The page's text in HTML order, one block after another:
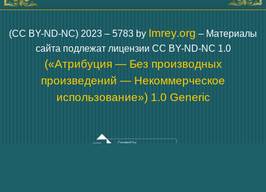
(CC BY-ND-NC) 2023 – 5783 by Imrey.org – Материалы
сайта подлежат лицензии CC BY-ND-NC 1.0
(«Атрибуция — Без производных
произведений — Некоммерческое
использование») 1.0 Generic